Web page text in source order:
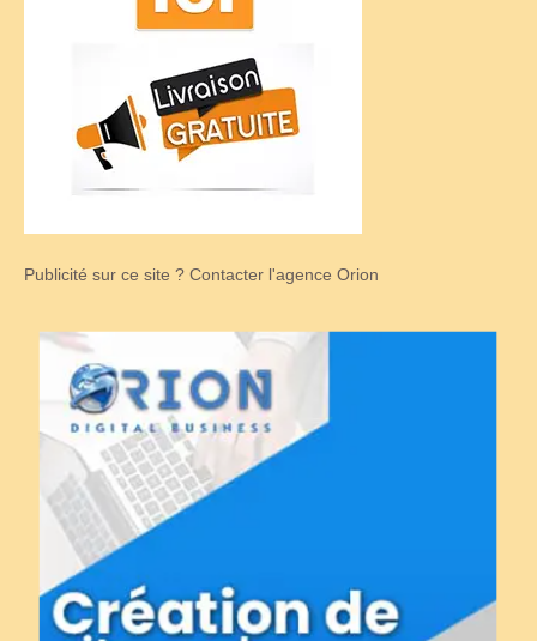
Publicité sur ce site ? Contacter l'agence Orion